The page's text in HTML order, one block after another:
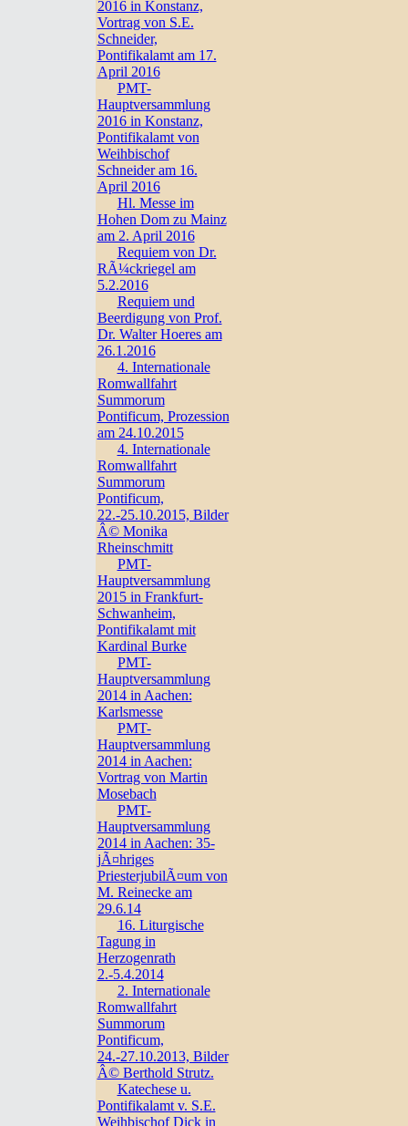
2016 in Konstanz,
Vortrag von S.E.
Schneider,
Pontifikalamt am 17.
April 2016
PMT-
Hauptversammlung
2016 in Konstanz,
Pontifikalamt von
Weihbischof
Schneider am 16.
April 2016
Hl. Messe im
Hohen Dom zu Mainz
am 2. April 2016
Requiem von Dr.
RÃ¼ckriegel am
5.2.2016
Requiem und
Beerdigung von Prof.
Dr. Walter Hoeres am
26.1.2016
4. Internationale
Romwallfahrt
Summorum
Pontificum, Prozession
am 24.10.2015
4. Internationale
Romwallfahrt
Summorum
Pontificum,
22.-25.10.2015, Bilder
Â© Monika
Rheinschmitt
PMT-
Hauptversammlung
2015 in Frankfurt-
Schwanheim,
Pontifikalamt mit
Kardinal Burke
PMT-
Hauptversammlung
2014 in Aachen:
Karlsmesse
PMT-
Hauptversammlung
2014 in Aachen:
Vortrag von Martin
Mosebach
PMT-
Hauptversammlung
2014 in Aachen: 35-
jÃ¤hriges
PriesterjubilÃ¤um von
M. Reinecke am
29.6.14
16. Liturgische
Tagung in
Herzogenrath
2.-5.4.2014
2. Internationale
Romwallfahrt
Summorum
Pontificum,
24.-27.10.2013, Bilder
Â© Berthold Strutz.
Katechese u.
Pontifikalamt v. S.E.
Weihbischof Dick in